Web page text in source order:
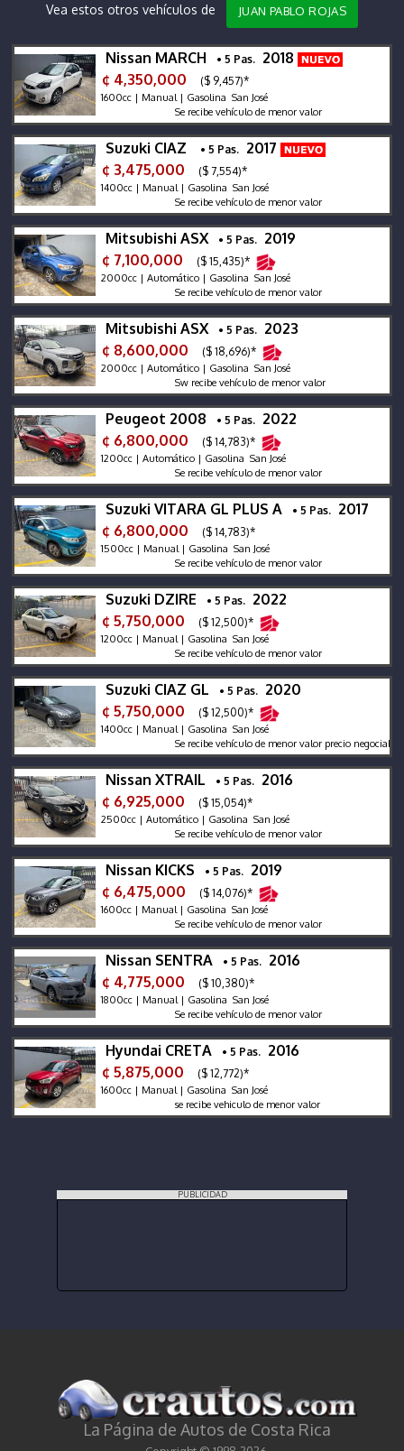
Vea estos otros vehículos de JUAN PABLO ROJAS
Nissan MARCH • 5 Pas. 2018
¢ 4,350,000
($ 9,457)*
1600cc | Manual | Gasolina San José
Se recibe vehículo de menor valor
Suzuki CIAZ • 5 Pas. 2017
¢ 3,475,000
($ 7,554)*
1400cc | Manual | Gasolina San José
Se recibe vehículo de menor valor
Mitsubishi ASX • 5 Pas. 2019
¢ 7,100,000
($ 15,435)*
2000cc | Automático | Gasolina San José
Se recibe vehículo de menor valor
Mitsubishi ASX • 5 Pas. 2023
¢ 8,600,000
($ 18,696)*
2000cc | Automático | Gasolina San José
Sw recibe vehículo de menor valor
Peugeot 2008 • 5 Pas. 2022
¢ 6,800,000
($ 14,783)*
1200cc | Automático | Gasolina San José
Se recibe vehículo de menor valor
Suzuki VITARA GL PLUS A • 5 Pas. 2017
¢ 6,800,000
($ 14,783)*
1500cc | Manual | Gasolina San José
Se recibe vehículo de menor valor
Suzuki DZIRE • 5 Pas. 2022
¢ 5,750,000
($ 12,500)*
1200cc | Manual | Gasolina San José
Se recibe vehículo de menor valor
Suzuki CIAZ GL • 5 Pas. 2020
¢ 5,750,000
($ 12,500)*
1400cc | Manual | Gasolina San José
Se recibe vehículo de menor valor precio negociable
Nissan XTRAIL • 5 Pas. 2016
¢ 6,925,000
($ 15,054)*
2500cc | Automático | Gasolina San José
Se recibe vehículo de menor valor
Nissan KICKS • 5 Pas. 2019
¢ 6,475,000
($ 14,076)*
1600cc | Manual | Gasolina San José
Se recibe vehículo de menor valor
Nissan SENTRA • 5 Pas. 2016
¢ 4,775,000
($ 10,380)*
1800cc | Manual | Gasolina San José
Se recibe vehículo de menor valor
Hyundai CRETA • 5 Pas. 2016
¢ 5,875,000
($ 12,772)*
1600cc | Manual | Gasolina San José
se recibe vehiculo de menor valor
PUBLICIDAD
La Página de Autos de Costa Rica